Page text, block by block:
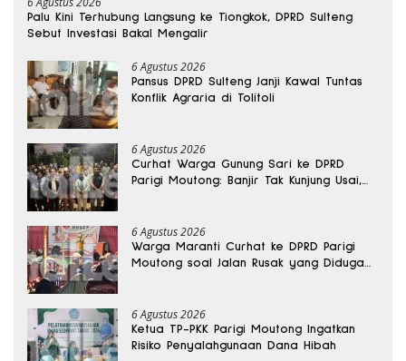
Palu Kini Terhubung Langsung ke Tiongkok, DPRD Sulteng
Sebut Investasi Bakal Mengalir
6 Agustus 2026
Pansus DPRD Sulteng Janji Kawal Tuntas
Konflik Agraria di Tolitoli
6 Agustus 2026
Curhat Warga Gunung Sari ke DPRD
Parigi Moutong: Banjir Tak Kunjung Usai,
6 Agustus 2026
Warga Maranti Curhat ke DPRD Parigi
Moutong soal Jalan Rusak yang Diduga
6 Agustus 2026
Ketua TP-PKK Parigi Moutong Ingatkan
Risiko Penyalahgunaan Dana Hibah